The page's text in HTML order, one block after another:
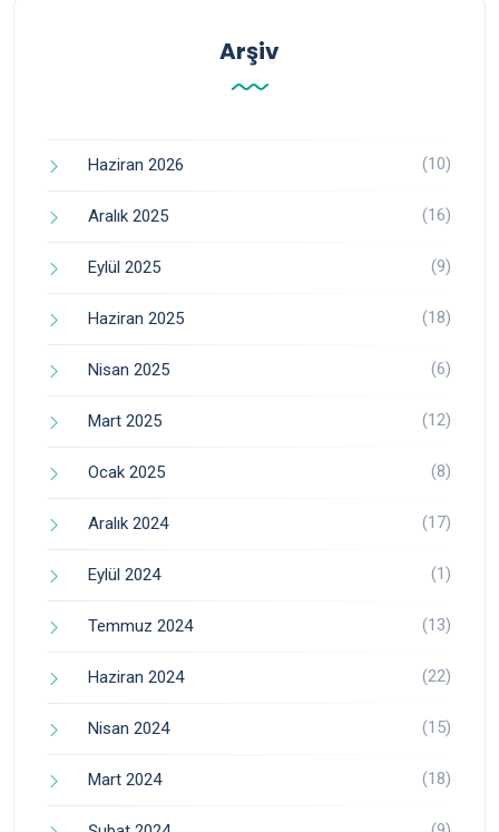
Arşiv
Haziran 2026 (10)
Aralık 2025 (16)
Eylül 2025 (9)
Haziran 2025 (18)
Nisan 2025 (6)
Mart 2025 (12)
Ocak 2025 (8)
Aralık 2024 (17)
Eylül 2024 (1)
Temmuz 2024 (13)
Haziran 2024 (22)
Nisan 2024 (15)
Mart 2024 (18)